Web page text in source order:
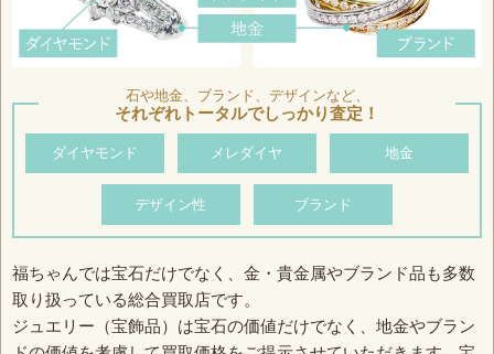
石や地金、ブランド、デザインなど、
それぞれトータルでしっかり査定！
ダイヤモンド メレダイヤ 地金
デザイン性 ブランド
福ちゃんでは宝石だけでなく、金・貴金属やブランド品も多数
取り扱っている総合買取店です。
ジュエリー（宝飾品）は宝石の価値だけでなく、地金やブラン